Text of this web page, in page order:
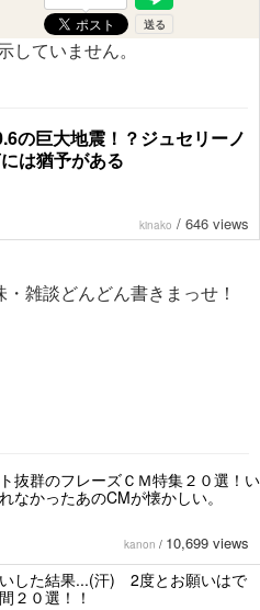
していません。
の巨大地震！？ジュセリーノ
は猶予がある
kinako / 646 views
雑談どんどん書きまっせ！
抜群のフレーズＣＭ特集２０選！い
なかったあのCMが懐かしい。
kanon / 10,699 views
した結果...(汗) 2度とお願いはで
２０選！！